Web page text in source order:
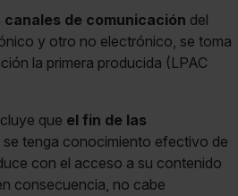
canales de comunicación del
y otro no electrónico, se toma
la primera producida (LPAC
que el fin de las
se tenga conocimiento efectivo de
con el acceso a su contenido
consecuencia, no cabe